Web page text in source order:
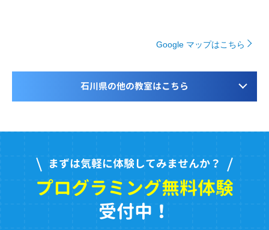
Google マップはこちら
石川県の他の教室はこちら
まずは気軽に体験してみませんか？
プログラミング無料体験
受付中！